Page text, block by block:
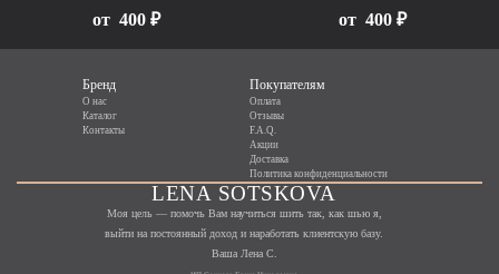
от 400 ₽ от 400 ₽
Бренд
О нас
Каталог
Контакты
Покупателям
Оплата
Отзывы
F.A.Q.
Акции
Доставка
Политика конфиденциальности
LENA SOTSKOVA
Моя цель — помочь Вам научиться шить так, как шью я,
выйти на постоянный доход и наработать клиентскую базу.
Ваша Лена С.